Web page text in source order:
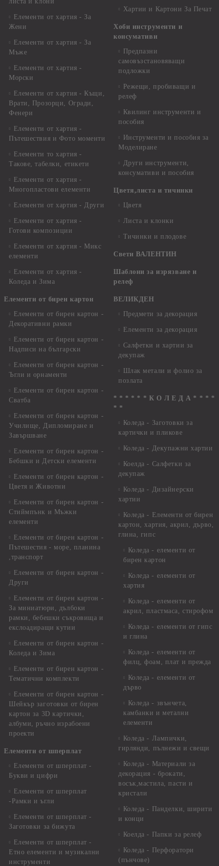
Елементи от хартия - За
Жени
Елементи от хартия - За
Мъже
Елементи от хартия -
Морски
Елементи от хартия - Къщи,
Врати, Прозорци, Огради,
Фенери
Елементи от хартия -
Пътешествия и Фото моменти
Елементи то хартия -
Такове, табелки, етикети
Елементи от хартия -
Многопластови елементи
Елементи от хартия - Други
Елементи от хартия -
Готови композиции
Елементи от хартия - Микс
елементи
Елементи от хартия -
Коледа и Зима
Елементи от бирен картон
Елементи от бирен картон -
Декоративни рамки
Елементи от бирен картон -
Надписи на български
Елементи от бирен картон -
Ъгли и орнаменти
Елементи от бирен картон -
Сватба
Елементи от бирен картон -
Училище, Дипломиране и
Завършване
Елементи от бирен картон -
Бебшки и Детски елементи
Елементи от бирен картон -
Цветя и Животни
Елементи от бирен картон -
Стиймпънк и Мъжки
елементи
Елементи от бирен картон -
Пътешестия - море, планина
,транспорт
Елементи от бирен картон -
Други
Елементи от бирен картон -
За миниатюри, дълбоки
рамки, бебешки съкровища и
екслоадиращи кутии
Елементи от бирен картон -
Коледа и Зима
Елементи от бирен картон -
Тематични комплекти
Елементи от бирен картон -
Шейкър заготовки от бирен
картон за 3D картички,
албуми, ръчно израбоени
проекти
Елементи от шперплат
Елементи от шперплат -
Букви и цифри
Елементи от шперплат
-Рамки и ъгли
Елементи от шперплат -
Заготовки за бижута
Елементи от шперплат -
Етно елементи и музикални
инструменти
Хартии и Картони За Печат
Хоби инструменти и
консумативи
Предпазни
самовъзстановяващи
подложки
Режещи, пробиващи и
релеф
Квилинг инструменти и
пособия
Инструменти и пособия за
Моделиране
Други инструменти,
консумативи и пособия
Цветя,листа и тичинки
Цветя
Листа и клонки
Тичинки и плодове
Свети ВАЛЕНТИН
Шаблони за изрязване и
релеф
ВЕЛИКДЕН
Предмети за декорация
Елементи за декорация
Салфетки и хартии за
декупаж
Шлак метали и фолио за
позлата
* * * * * * К О Л Е Д А * * * *
* *
Коледа - Заготовки за
картички и пликове
Коледа - Декупажни хартии
Коелда - Салфетки за
декупаж
Коледа - Дизайнерски
хартии
Коледа - Eлементи от бирен
картон, хартия, акрил, дърво,
глина, гипс
Коледа - елементи от
бирен картон
Коледа - елементи от
хартия
Коледа - елементи от
акрил, пластмаса, стирофом
Коледа - елементи от гипс
и глина
Коледа - елементи от
филц, фоам, плат и прежда
Коледа - елементи от
дърво
Коледа - звънчета,
камбанки и метални
елементи
Коледа - Лампички,
гирлянди, пълнежи и свещи
Коледа - Материали за
декорация - брокати,
восък,мастила, пасти и
кристали
Коледа - Панделки, ширити
и конци
Коелда - Папки за релеф
Коледа - Перфоратори
(пънчове)